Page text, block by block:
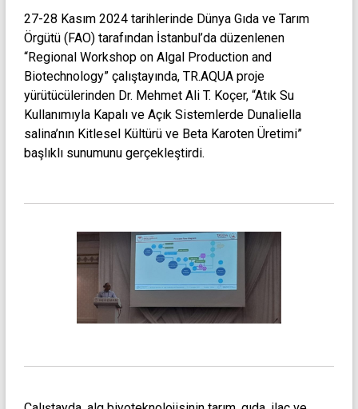
27-28 Kasım 2024 tarihlerinde Dünya Gıda ve Tarım
Örgütü (FAO) tarafından İstanbul’da düzenlenen
“Regional Workshop on Algal Production and
Biotechnology” çalıştayında, TR.AQUA proje
yürütücülerinden Dr. Mehmet Ali T. Koçer, “Atık Su
Kullanımıyla Kapalı ve Açık Sistemlerde Dunaliella
salina’nın Kitlesel Kültürü ve Beta Karoten Üretimi”
başlıklı sunumunu gerçekleştirdi.